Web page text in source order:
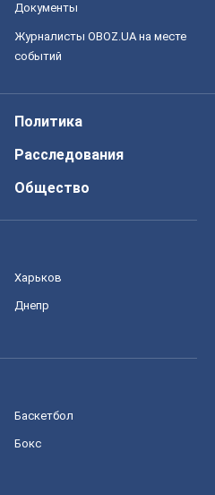
Документы
Журналисты OBOZ.UA на месте
событий
Политика
Расследования
Общество
Харьков
Днепр
Баскетбол
Бокс